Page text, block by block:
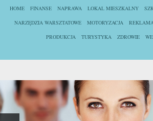
HOME FINANSE NAPRAWA LOKAL MIESZKALNY
NARZĘDZIA WARSZTATOWE
MOTORYZACJA
PRODUKCJA
TURYSTYKA ZDROWIE